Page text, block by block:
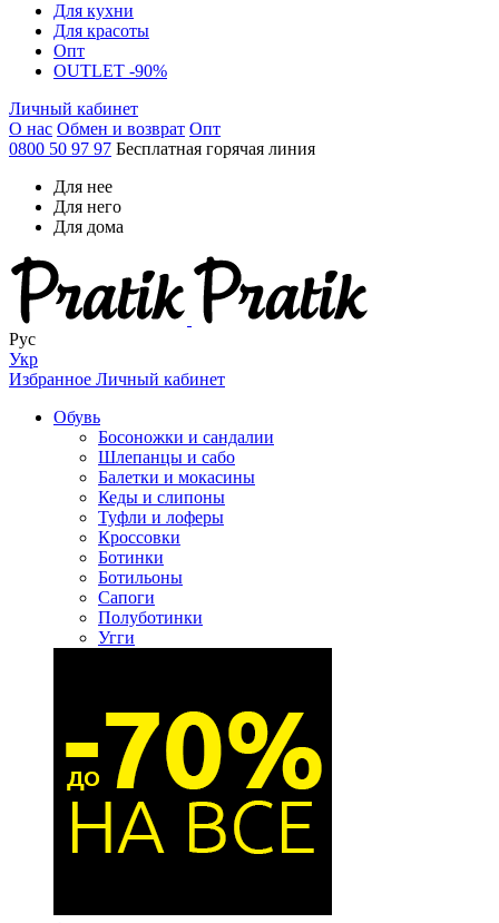
Для кухни
Для красоты
Опт
OUTLET -90%
Личный кабинет
О нас Обмен и возврат Опт
0800 50 97 97 Бесплатная горячая линия
Для нее
Для него
Для дома
Рус
Укр
Избранное Личный кабинет
Обувь
Босоножки и сандалии
Шлепанцы и сабо
Балетки и мокасины
Кеды и слипоны
Туфли и лоферы
Кроссовки
Ботинки
Ботильоны
Сапоги
Полуботинки
Угги